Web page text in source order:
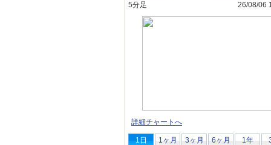
5分足 26/08/06
詳細チャートへ
1日 1ヶ月 3ヶ月 6ヶ月 1年